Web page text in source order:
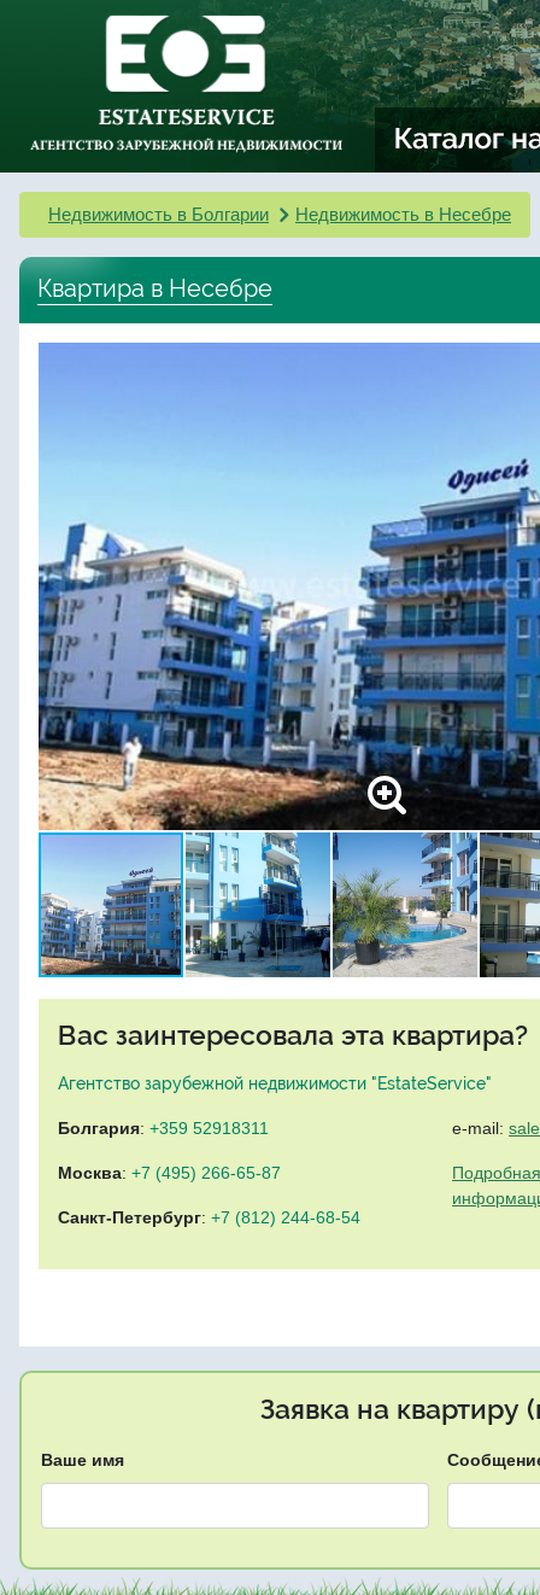
Недвижимость в Болгарии Недвижимость в Несебре
Квартира в Несебре
Вас заинтересовала эта квартира?
Агентство зарубежной недвижимости "EstateService"
Болгария: +359 52918311
Москва: +7 (495) 266-65-87
Санкт-Петербург: +7 (812) 244-68-54
e-mail:
Заявка на квартиру
Ваше имя